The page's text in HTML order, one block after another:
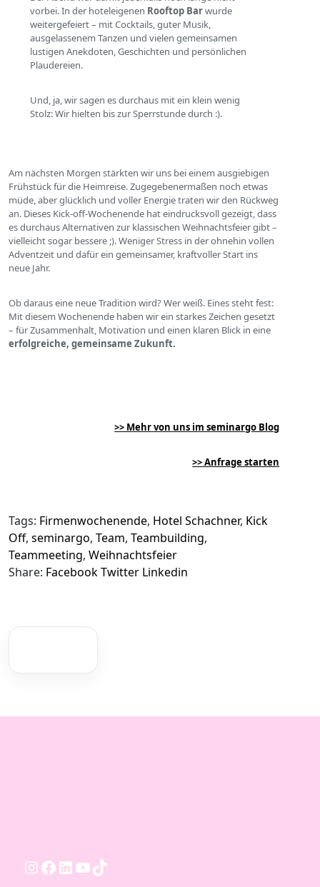
vorbei. In der hoteleigenen Rooftop Barwurde
weitergefeiert – mit Cocktails, guter Musik,
ausgelassenem Tanzen und vielen gemeinsamen
lustigen Anekdoten, Geschichten und persönlichen
Plaudereien.
Und, ja, wir sagen es durchaus mit ein klein wenig
Stolz: Wir hielten bis zur Sperrstunde durch :).
Am nächsten Morgen stärkten wir uns bei einem ausgiebigen
Frühstück für die Heimreise. Zugegebenermaßen noch etwas
müde, aber glücklich und voller Energie traten wir den Rückweg
an. Dieses Kick-off-Wochenende hat eindrucksvoll gezeigt, dass
es durchaus Alternativen zur klassischen Weihnachtsfeier gibt –
vielleicht sogar bessere ;). Weniger Stress in der ohnehin vollen
Adventzeit und dafür ein gemeinsamer, kraftvoller Start ins
neue Jahr.
Ob daraus eine neue Tradition wird? Wer weiß. Eines steht fest:
Mit diesem Wochenende haben wir ein starkes Zeichen gesetzt
– für Zusammenhalt, Motivation und einen klaren Blick in eine
erfolgreiche, gemeinsame Zukunft.
>> Mehr von uns im seminargo Blog
>> Anfrage starten
Tags: Firmenwochenende, Hotel Schachner, Kick
Off, seminargo, Team, Teambuilding,
Teammeeting, Weihnachtsfeier
Share: FacebookTwitter Linkedin
Instagram
Facebook
LinkedIn
YouTube
TikTok